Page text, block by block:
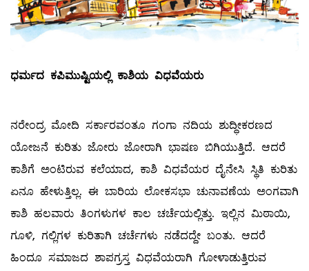
ಧರ್ಮದ ಕಪಿಮುಷ್ಟಿಯಲ್ಲಿ ಕಾಶಿಯ ವಿಧವೆಯರು
ನರೇಂದ್ರ ಮೋದಿ ಸರ್ಕಾರವಂತೂ ಗಂಗಾ ನದಿಯ ಶುದ್ಧೀಕರಣದ
ಯೋಜನೆ ಕುರಿತು ಜೋರು ಜೋರಾಗಿ ಭಾಷಣ ಬಿಗಿಯುತ್ತಿದೆ. ಆದರೆ
ಕಾಶಿಗೆ ಅಂಟಿರುವ ಕಲೆಯಾದ, ಕಾಶಿ ವಿಧವೆಯರ ದೈನೇಸಿ ಸ್ಥಿತಿ ಕುರಿತು
ಏನೂ ಹೇಳುತ್ತಿಲ್ಲ. ಈ ಬಾರಿಯ ಲೋಕಸಭಾ ಚುನಾವಣೆಯ ಅಂಗವಾಗಿ
ಕಾಶಿ ಹಲವಾರು ತಿಂಗಳುಗಳ ಕಾಲ ಚರ್ಚೆಯಲ್ಲಿತ್ತು. ಇಲ್ಲಿನ ಮಿಠಾಯಿ,
ಗೂಳಿ, ಗಲ್ಲಿಗಳ ಕುರಿತಾಗಿ ಚರ್ಚೆಗಳು ನಡೆದದ್ದೇ ಬಂತು. ಆದರೆ
ಹಿಂದೂ ಸಮಾಜದ ಶಾಪಗ್ರಸ್ತ ವಿಧವೆಯರಾಗಿ ಗೋಳಾಡುತ್ತಿರುವ